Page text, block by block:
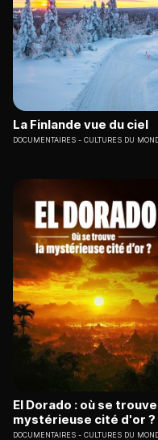
La Finlande vue du ciel
DOCUMENTAIRES CULTURES DU
El Dorado : où se
mystérieuse cité d'or ?
DOCUMENTAIRES CULTURES DU